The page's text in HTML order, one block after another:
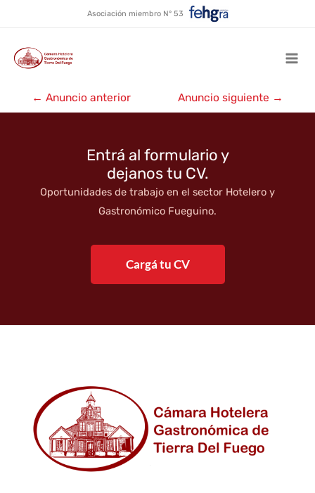
contenido
Asociación miembro N° 53
Banana
Navegación
de
← Anuncio anterior Anuncio siguiente →
Entrá al formulario y
dejanos tu CV.
Oportunidades de trabajo en el sector Hotelero y
Gastronómico Fueguino.
Cargá tu CV